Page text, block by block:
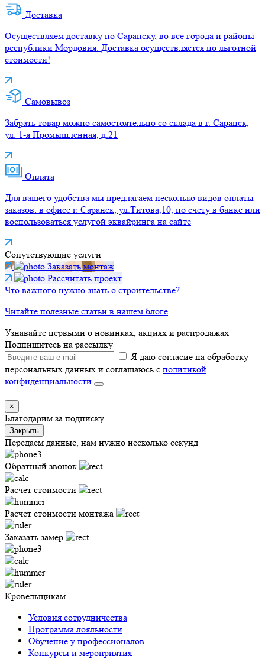
Доставка
Осуществляем доставку по Саранску, во все города и районы
республики Мордовия. Доставка осуществляется по льготной
стоимости!
Самовывоз
Забрать товар можно самостоятельно со склада в г. Саранск,
ул. 1-я Промышленная, д.21
Оплата
Для вашего удобства мы предлагаем несколько видов оплаты
заказов: в офисе г. Саранск, ул.Титова,10, по счету в банке или
воспользоваться услугой эквайринга на сайте
Сопутствующие услуги
Заказать монтаж
Рассчитать проект
Что важного нужно знать о строительстве?
Читайте полезные статьи в нашем блоге
Узнавайте первыми о новинках, акциях и распродажах
Подпишитесь на рассылку
Я даю согласие на обработку
персональных данных и соглашаюсь с политикой
конфиденциальности
×
Благодарим за подписку
Закрыть
Передаем данные, нам нужно несколько секунд
Обратный звонок
Расчет стоимости
Расчет стоимости монтажа
Заказать замер
Кровельщикам
Условия сотрудничества
Программа лояльности
Обучение у профессионалов
Конкурсы и мероприятия